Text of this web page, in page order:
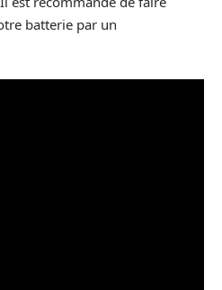
batterie par un